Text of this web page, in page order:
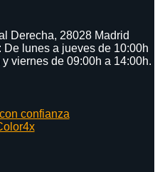
Derecha, 28028 Madrid
lunes a jueves de 10:00h
viernes de 09:00h a 14:00h.